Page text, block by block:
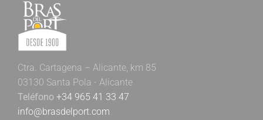
Ctra. Cartagena – Alicante, km 85
03130 Santa Pola - Alicante
Teléfono +34 965 41 33 47
info@brasdelport.com